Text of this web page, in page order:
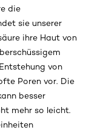
die
sie unserer
ihre Haut von
von
Poren vor. Die
besser
mehr so leicht.